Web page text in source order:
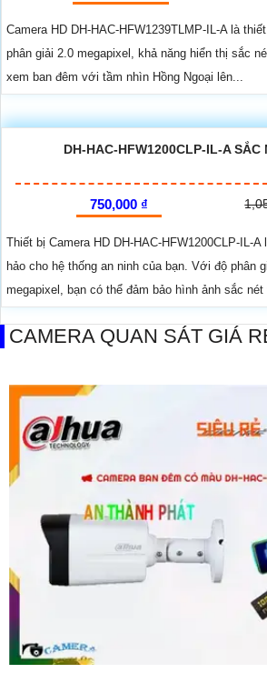
Camera HD DH-HAC-HFW1239TLMP-IL-A là
phân giải 2.0 megapixel, khả năng hiển thị sắc
xem ban đêm với tầm nhìn Hồng Ngoại lên...
DH-HAC-HFW1200CLP-IL-A SẮC
750,000 ₫
Thiết bị Camera HD DH-HAC-HFW1200CLP-IL-
hảo cho hệ thống an ninh của bạn. Với độ phân
megapixel, bạn có thể đảm bảo hình ảnh sắc nét
CAMERA QUAN SÁT GIÁ